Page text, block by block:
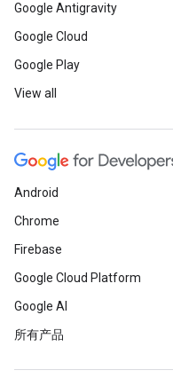
Google Antigravity
Google Cloud
Google Play
View all
Android
Chrome
Firebase
Google Cloud Platform
Google AI
所有产品